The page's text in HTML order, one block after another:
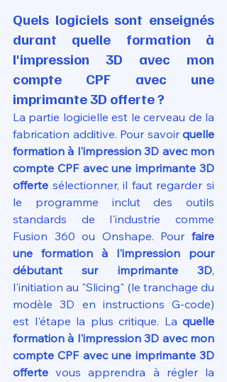
Quels logiciels sont enseignés
durant quelle formation à
l'impression 3D avec mon
compte CPF avec une
imprimante 3D offerte ?
La partie logicielle est le cerveau de la
fabrication additive. Pour savoir quelle
formation à l'impression 3D avec mon
compte CPF avec une imprimante 3D
offerte sélectionner, il faut regarder si
le programme inclut des outils
standards de l'industrie comme
Fusion 360 ou Onshape. Pour faire
une formation à l'impression pour
débutant sur imprimante 3D,
l'initiation au "Slicing" (le tranchage du
modèle 3D en instructions G-code)
est l'étape la plus critique. La quelle
formation à l'impression 3D avec mon
compte CPF avec une imprimante 3D
offerte vous apprendra à régler la